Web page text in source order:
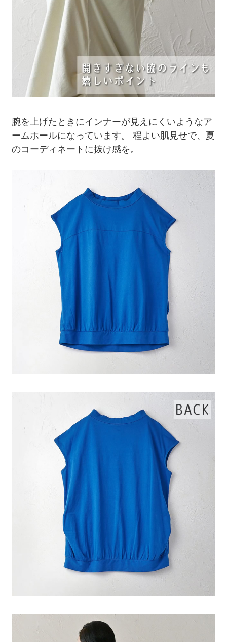
腕を上げたときにインナーが見えにくいようなア
ームホールになっています。 程よい肌見せで、夏
のコーディネートに抜け感を。